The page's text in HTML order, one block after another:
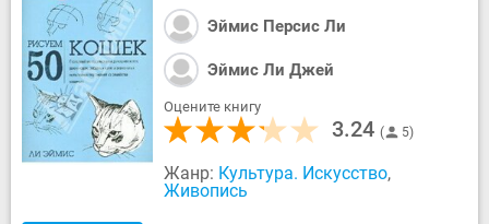
Эймис Персис Ли
Эймис Ли Джей
Оцените книгу
3.24 5
Жанр: Культура. Искусство,
Живопись